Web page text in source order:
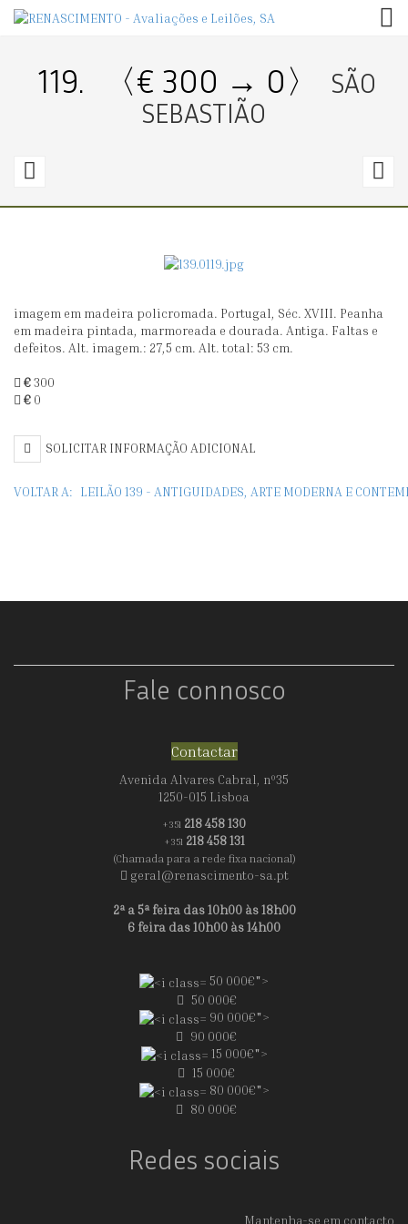
119. 〈€ 300 → 0〉
SÃO
SEBASTIÃO
〈€
SÃO
JOÃO
E
NOSSA
SENHORA
imagem em madeira policromada. Portugal, Séc. XVIII. Peanha
em madeira pintada, marmoreada e dourada. Antiga. Faltas e
defeitos. Alt. imagem.: 27,5 cm. Alt. total: 53 cm.
€300
€ 0
SOLICITAR INFORMAÇÃO ADICIONAL
VOLTAR A: LEILÃO 139 - ANTIGUIDADES, ARTE MODERNA E
Fale connosco
Contactar
Avenida Alvares Cabral, nº35
1250-015 Lisboa
+351 218 458 130
+351 218 458 131
(Chamada para a rede fixa nacional)
geral@renascimento-sa.pt
2ª a 5ª feira das 10h00 às 18h00
6 feira das 10h00 às 14h00
50 000€">
50 000€
90 000€">
90 000€
15 000€">
15 000€
80 000€">
80 000€
Redes sociais
Mantenha-se em contacto